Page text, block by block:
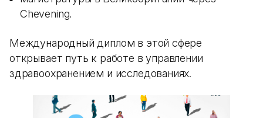
Chevening.
Международный диплом в этой сфере
открывает путь к работе в управлении
здравоохранением и исследованиях.